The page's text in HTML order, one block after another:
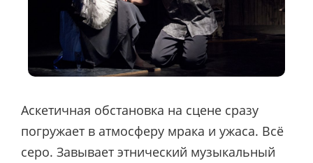
Аскетичная обстановка на сцене сразу
погружает в атмосферу мрака и ужаса. Всё
серо. Завывает этнический музыкальный